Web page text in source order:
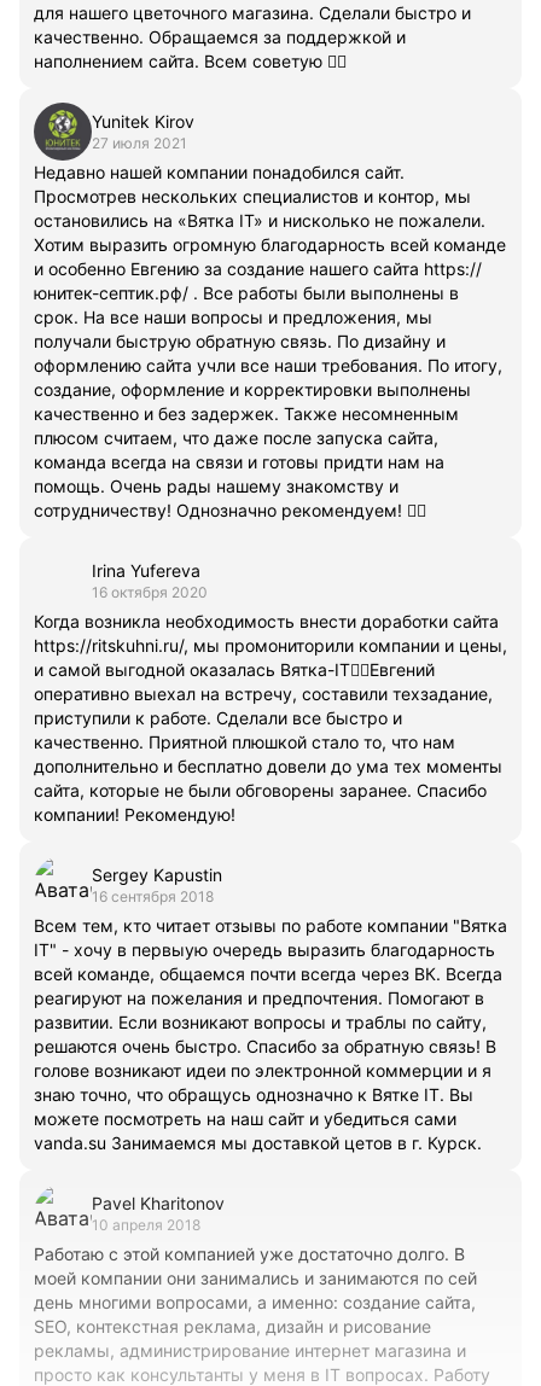
для нашего цветочного магазина. Сделали быстро и
качественно. Обращаемся за поддержкой и
наполнением сайта. Всем советую 👍🏻
Yunitek Kirov
27 июля 2021
Недавно нашей компании понадобился сайт.
Просмотрев нескольких специалистов и контор, мы
остановились на «Вятка IT» и нисколько не пожалели.
Хотим выразить огромную благодарность всей команде
и особенно Евгению за создание нашего сайта https://
юнитек-септик.рф/ . Все работы были выполнены в
срок. На все наши вопросы и предложения, мы
получали быструю обратную связь. По дизайну и
оформлению сайта учли все наши требования. По итогу,
создание, оформление и корректировки выполнены
качественно и без задержек. Также несомненным
плюсом считаем, что даже после запуска сайта,
команда всегда на связи и готовы придти нам на
помощь. Очень рады нашему знакомству и
сотрудничеству! Однозначно рекомендуем! 👍🏻
Irina Yufereva
16 октября 2020
Когда возникла необходимость внести доработки сайта
https://ritskuhni.ru/, мы промониторили компании и цены,
и самой выгодной оказалась Вятка-IT👍🏻Евгений
оперативно выехал на встречу, составили техзадание,
приступили к работе. Сделали все быстро и
качественно. Приятной плюшкой стало то, что нам
дополнительно и бесплатно довели до ума тех моменты
сайта, которые не были обговорены заранее. Спасибо
компании! Рекомендую!
Sergey Kapustin
16 сентября 2018
Всем тем, кто читает отзывы по работе компании "Вятка
IT" - хочу в первыую очередь выразить благодарность
всей команде, общаемся почти всегда через ВК. Всегда
реагируют на пожелания и предпочтения. Помогают в
развитии. Если возникают вопросы и траблы по сайту,
решаются очень быстро. Спасибо за обратную связь! В
голове возникают идеи по электронной коммерции и я
знаю точно, что обращусь однозначно к Вятке IT. Вы
можете посмотреть на наш сайт и убедиться сами
vanda.su Занимаемся мы доставкой цетов в г. Курск.
Pavel Kharitonov
10 апреля 2018
Работаю с этой компанией уже достаточно долго. В
моей компании они занимались и занимаются по сей
день многими вопросами, а именно: создание сайта,
SEO, контекстная реклама, дизайн и рисование
рекламы, администрирование интернет магазина и
просто как консультанты у меня в IT вопросах. Работу